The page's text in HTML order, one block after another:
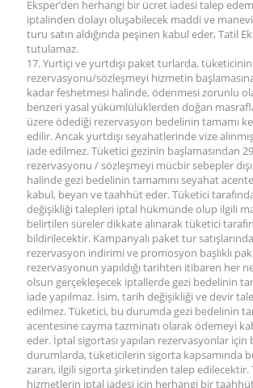
Eksper’den herhangi bir ücret iadesi talep
iptalinden dolayı oluşabilecek maddi ve
turu satın aldığında peşinen kabul eder, Tatil
tutulamaz.
17. Yurtiçi ve yurtdışı paket turlarda, tüketicinin
rezervasyonu/sözleşmeyi hizmetin
kadar feshetmesi halinde, ödenmesi zorunlu
benzeri yasal yükümlülüklerden doğan
üzere ödediği rezervasyon bedelinin tamamı
edilir. Ancak yurtdışı seyahatlerinde vize
iade edilmez. Tüketici gezinin başlamasından
rezervasyonu / sözleşmeyi mücbir sebepler
halinde gezi bedelinin tamamını seyahat
kabul, beyan ve taahhüt eder. Tüketici
değişikliği talepleri iptal hükmünde olup ilgili
belirtilen süreler dikkate alınarak tüketici
bildirilecektir. Kampanyalı paket tur
rezervasyon indirimi ve promosyon başlıklı
rezervasyonun yapıldığı tarihten itibaren her
olsun gerçekleşecek iptallerde gezi bedelinin
iade yapılmaz. İsim, tarih değişikliği ve devir
edilmez. Tüketici, bu durumda gezi bedelinin
acentesine cayma tazminatı olarak ödemeyi
eder. İptal sigortası yapılan rezervasyonlar için
durumlarda, tüketicilerin sigorta kapsamında
zararı, ilgili sigorta şirketinden talep edilecektir.
hizmetlerin iptal iadesi için herhangi bir